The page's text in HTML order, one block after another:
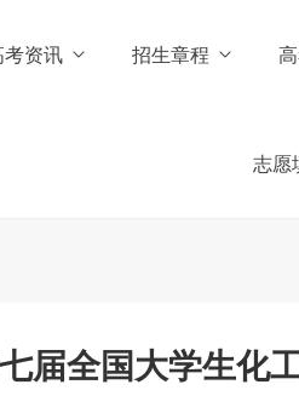
考资讯 招生章程
志愿
届全国大学生化